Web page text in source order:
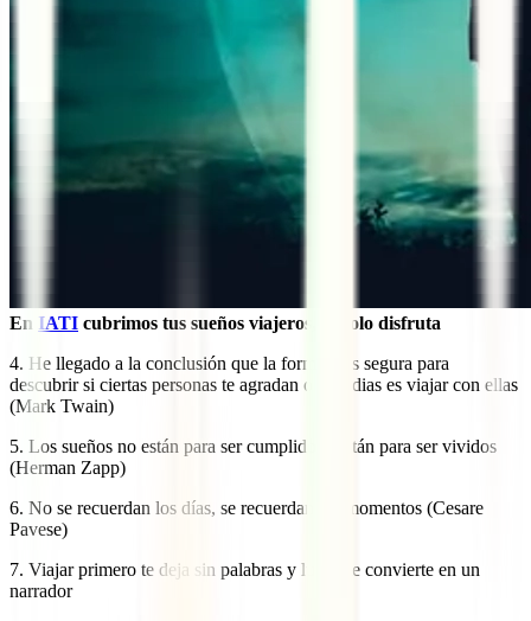
En IATI cubrimos tus sueños viajeros, tu solo disfruta
4. He llegado a la conclusión que la forma más segura para
descubrir si ciertas personas te agradan o las odias es viajar con ellas
(Mark Twain)
5. Los sueños no están para ser cumplidos. Están para ser vividos
(Herman Zapp)
6. No se recuerdan los días, se recuerdan los momentos (Cesare
Pavese)
7. Viajar primero te deja sin palabras y luego te convierte en un
narrador